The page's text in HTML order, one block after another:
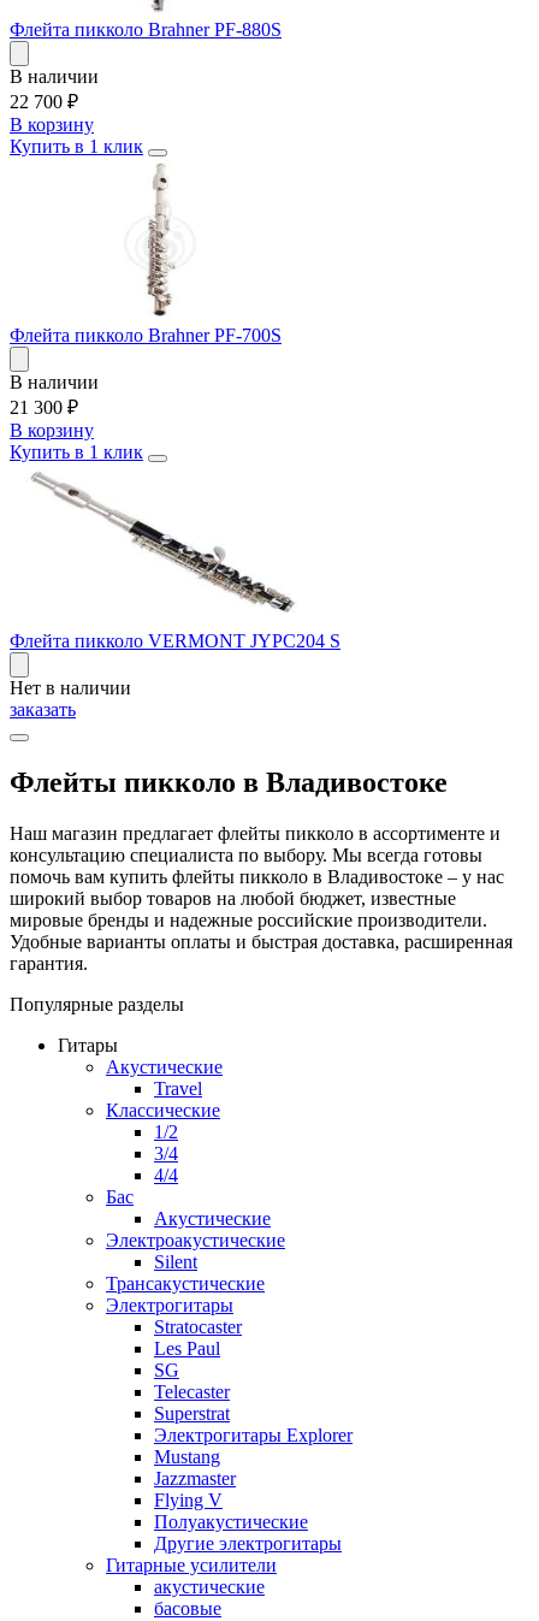
Флейта пикколо Brahner PF-880S
В наличии
22 700 ₽
В корзину
Купить в 1 клик
Флейта пикколо Brahner PF-700S
В наличии
21 300 ₽
В корзину
Купить в 1 клик
Флейта пикколо VERMONT JYPC204 S
Нет в наличии
заказать
Флейты пикколо в Владивостоке
Наш магазин предлагает флейты пикколо в ассортименте и
консультацию специалиста по выбору. Мы всегда готовы
помочь вам купить флейты пикколо в Владивостоке – у нас
широкий выбор товаров на любой бюджет, известные
мировые бренды и надежные российские производители.
Удобные варианты оплаты и быстрая доставка, расширенная
гарантия.
Популярные разделы
Гитары
Акустические
Travel
Классические
1/2
3/4
4/4
Бас
Акустические
Электроакустические
Silent
Трансакустические
Электрогитары
Stratocaster
Les Paul
SG
Telecaster
Superstrat
Электрогитары Explorer
Mustang
Jazzmaster
Flying V
Полуакустические
Другие электрогитары
Гитарные усилители
акустические
басовые